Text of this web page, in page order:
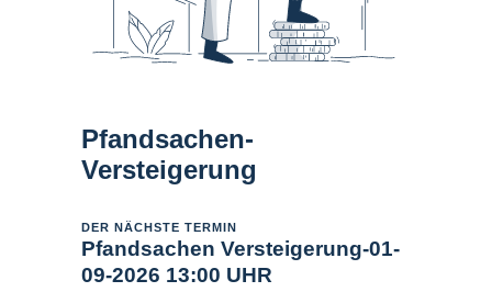
Pfandsachen-
Versteigerung
DER NÄCHSTE TERMIN
Pfandsachen Versteigerung-01-
09-2026 13:00 UHR